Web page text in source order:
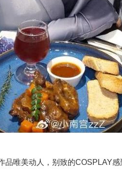
唯美动人，别致的COSPLAY感